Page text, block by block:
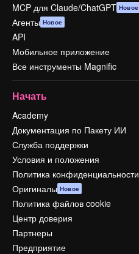
MCP для Claude/ChatGPT Новое
Агенты Новое
API
Мобильное приложение
Все инструменты Magnific
Начать
Academy
Документация по Пакету ИИ
Служба поддержки
Условия и положения
Политика конфиденциальности
Оригиналы Новое
Политика файлов cookie
Центр доверия
Партнеры
Предприятие